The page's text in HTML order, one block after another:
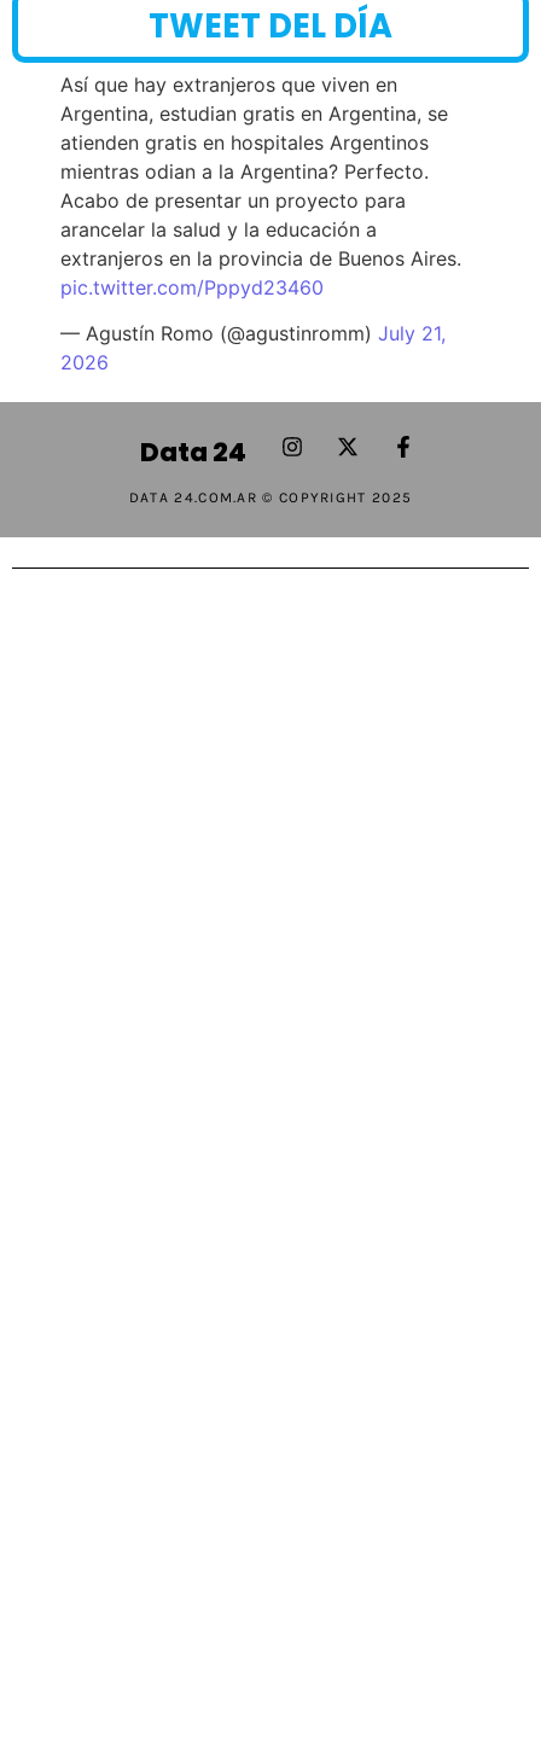
TWEET DEL DÍA
Así que hay extranjeros que viven en
Argentina, estudian gratis en Argentina, se
atienden gratis en hospitales Argentinos
mientras odian a la Argentina? Perfecto.
Acabo de presentar un proyecto para
arancelar la salud y la educación a
extranjeros en la provincia de Buenos Aires.
pic.twitter.com/Pppyd23460
— Agustín Romo (@agustinromm) July 21,
2026
Data 24
DATA 24.COM.AR © COPYRIGHT 2025